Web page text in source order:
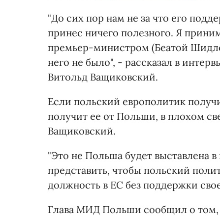
"До сих пор нам не за что его
принес ничего полезного. Я
премьер-министром (Беатой
него не было", - рассказал в
Витольд Ващиковский.
Если польский европолитик
получит ее от Польши, в плохом
Ващиковский.
"Это не Польша будет выставлена
представить, чтобы польский
должность в ЕС без поддержки
Глава МИД Польши сообщил о том,